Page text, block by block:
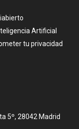
Artificial
tu privacidad
5º, 28042 Madrid